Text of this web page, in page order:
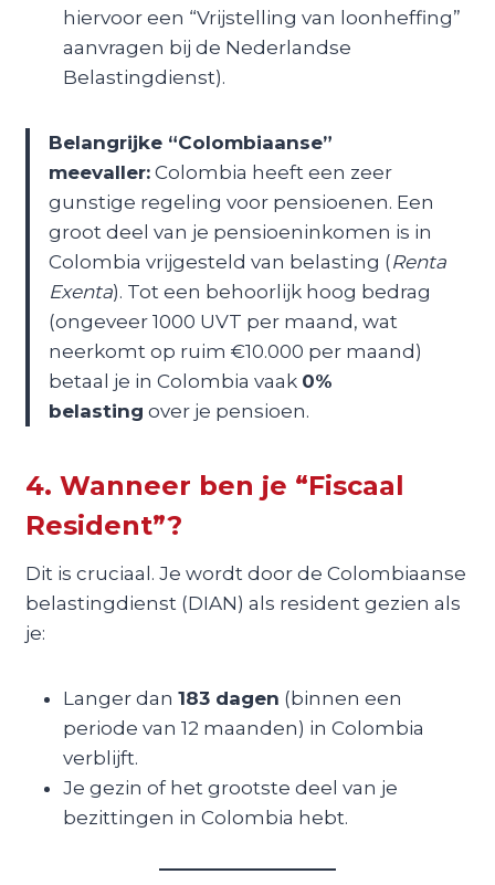
hiervoor een “Vrijstelling van loonheffing”
aanvragen bij de Nederlandse
Belastingdienst).
Belangrijke “Colombiaanse”
meevaller:Colombia heeft een zeer
gunstige regeling voor pensioenen. Een
groot deel van je pensioeninkomen is in
Colombia vrijgesteld van belasting (Renta
Exenta). Tot een behoorlijk hoog bedrag
(ongeveer 1000 UVT per maand, wat
neerkomt op ruim €10.000 per maand)
betaal je in Colombia vaak 0%
belasting over je pensioen.
4. Wanneer ben je “Fiscaal
Resident”?
Dit is cruciaal. Je wordt door de Colombiaanse
belastingdienst (DIAN) als resident gezien als
je:
Langer dan 183 dagen (binnen een
periode van 12 maanden) in Colombia
verblijft.
Je gezin of het grootste deel van je
bezittingen in Colombia hebt.